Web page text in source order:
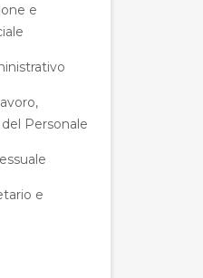
e
Personale
e